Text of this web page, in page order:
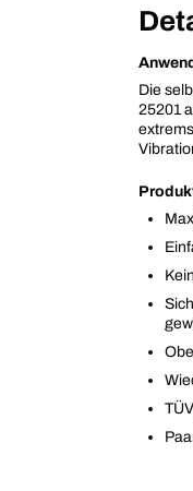
Die
25201